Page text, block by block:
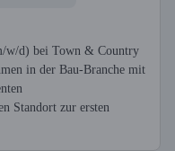
w/d) bei Town & Country
in der Bau-Branche mit
Standort zur ersten